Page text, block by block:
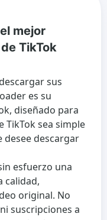
mejor
TikTok
sus
es su
diseñado para
TikTok sea simple
desee descargar
esfuerzo una
calidad,
original. No
suscripciones a